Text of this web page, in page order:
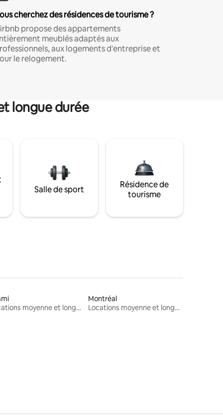
cherchez des résidences de tourisme ?
propose des appartements
meublés adaptés aux
aux logements d'entreprise et
le relogement.
longue durée
Salle de sport
Résidence de
tourisme
Locations moyenne et longue durée
Montréal
Locations moyenne et longue durée